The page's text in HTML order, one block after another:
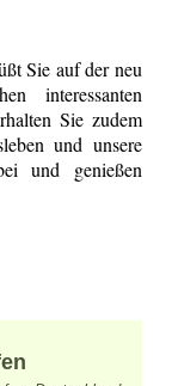
Sie auf der neu
interessanten
Sie zudem
und unsere
und genießen